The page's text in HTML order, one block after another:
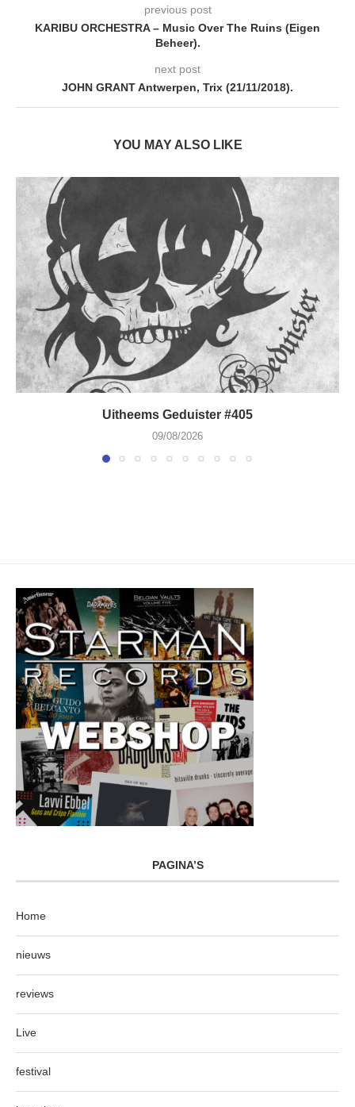
previous post
KARIBU ORCHESTRA – Music Over The Ruins (Eigen
Beheer).
next post
JOHN GRANT Antwerpen, Trix (21/11/2018).
YOU MAY ALSO LIKE
Uitheems Geduister #405
09/08/2026
PAGINA’S
Home
nieuws
reviews
Live
festival